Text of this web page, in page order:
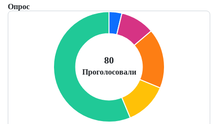
Опрос